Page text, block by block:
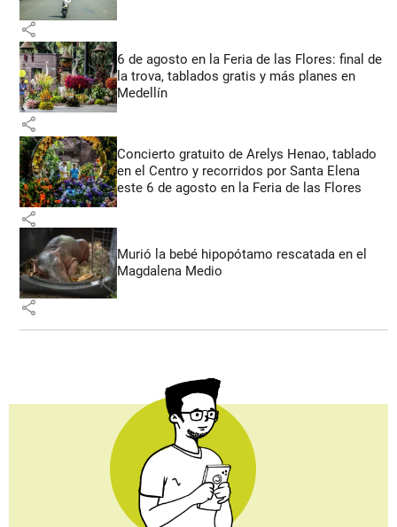
share
6 de agosto en la Feria de las Flores: final de
la trova, tablados gratis y más planes en
Medellín
share
Concierto gratuito de Arelys Henao, tablado
en el Centro y recorridos por Santa Elena
este 6 de agosto en la Feria de las Flores
share
Murió la bebé hipopótamo rescatada en el
Magdalena Medio
share